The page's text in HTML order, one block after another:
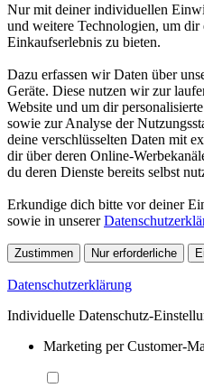
Nur mit deiner individuellen
und weitere Technologien, um dir
Einkaufserlebnis zu bieten.
Dazu erfassen wir Daten über
Geräte. Diese nutzen wir zur
Website und um dir
sowie zur Analyse der
deine verschlüsselten Daten mit
dir über deren Online-
du deren Dienste bereits selbst
Erkundige dich bitte vor deiner
sowie in unserer
Zustimmen Nur erforderliche
Datenschutzerklärung
Individuelle Datenschutz-
Marketing per Customer-